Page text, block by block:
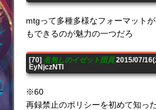
mtgって多種多様なフォーマット
もできるのが魅力の一つだろ
[70] 名無しのイゼット団員2015/07/16(
EyNjczNTI
※60
再録禁止のポリシーを初めて知っ